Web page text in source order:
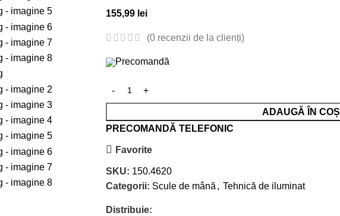
155,99 lei
(0 recenzii de la clienți)
Precomandă
ADAUGĂ ÎN COȘ
PRECOMANDĂ TELEFONIC
Favorite
SKU: 150.4620
Categorii: Scule de mână , Tehnică de iluminat
Distribuie: